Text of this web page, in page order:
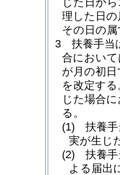
理した日
その日の
3
扶養手当
合におい
が月の初
を改定する
じた場合
る。
(1)
扶養
実が生じ
(2)
扶養
よる届出